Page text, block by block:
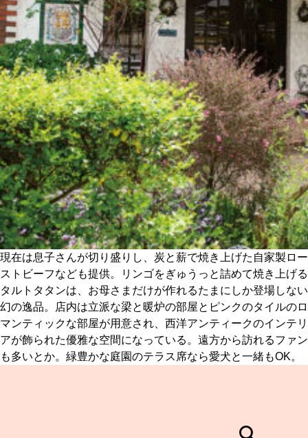
現在は息子さんが切り盛りし、炭と薪で焼き上げた自家製ロー
ストビーフなども提供。リンゴをぎゅうっと詰めて焼き上げる
タルトタタンは、お母さまだけが作れるたまにしか登場しない
幻の逸品。店内は立派な梁と暖炉の部屋とピンクのタイルのロ
マンティックな部屋が用意され、西洋アンティークのインテリ
アが飾られた優雅な空間になっている。遠方から訪れるファン
も多いとか。緑豊かな庭園のテラス席なら愛犬と一緒もOK。